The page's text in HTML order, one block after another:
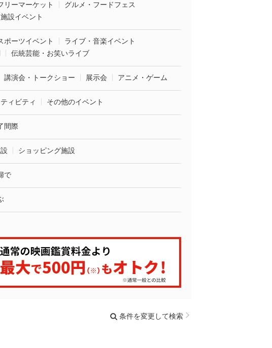
リーマーケット
グルメ・フードフェス
設イベント
ポーツイベント
ライブ・音楽イベント
伝統芸能・お笑いライブ
講演会・トークショー 展示会 アニメ・ゲーム
ィビティ その他のイベント
間際
ショッピング施設
で
条件を変更して検索